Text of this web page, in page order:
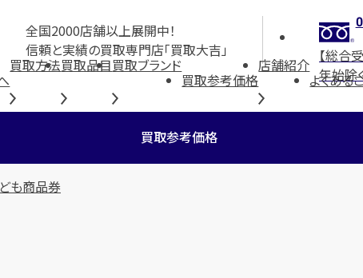
全国2000店舗以上展開中！
信頼と実績の買取専門店「買取大吉」
【総合
年始除
買取方法買取品目買取ブランド
買取参考価格
店舗紹介
よくある
買取参考価格
も商品券